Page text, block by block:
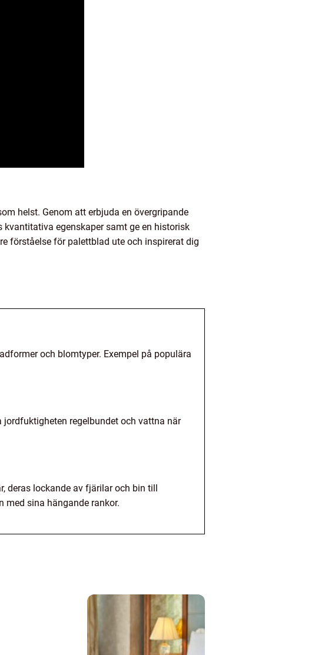
helst. Genom att erbjuda en övergripande
kvantitativa egenskaper samt ge en historisk
förståelse för palettblad ute och inspirerat dig
och blomtyper. Exempel på populära
regelbundet och vattna när
deras lockande av fjärilar och bin till
med sina hängande rankor.